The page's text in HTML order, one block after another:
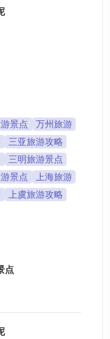
景点
万州旅游
三亚旅游攻略
三明旅游景点
景点
上海旅游
上虞旅游攻略
点